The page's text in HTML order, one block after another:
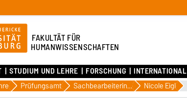
FAKULTÄT FÜR
HUMANWISSENSCHAFTEN
STUDIUM UND LEHRE FORSCHUNG INTERNATIONAL
Prüfungsamt Sachbearbeiterinnen Nicole Eigl